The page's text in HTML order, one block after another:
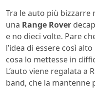
Tra le auto più bizzarre
una Range Rover
e no dieci volte. Pare
l’idea di essere così
cosa lo mettesse in
L’auto viene regalata a
band, che la mantenne